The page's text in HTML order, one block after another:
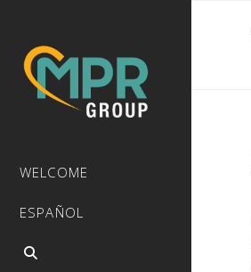
WELCOME
ESPAÑOL